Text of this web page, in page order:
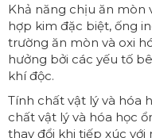
Khả năng chịu ăn mòn
hợp kim đặc biệt, ống
trường ăn mòn và oxi
hưởng bởi các yếu tố
khí độc.
Tính chất vật lý và hóa
chất vật lý và hóa học
thay đổi khi tiếp xúc